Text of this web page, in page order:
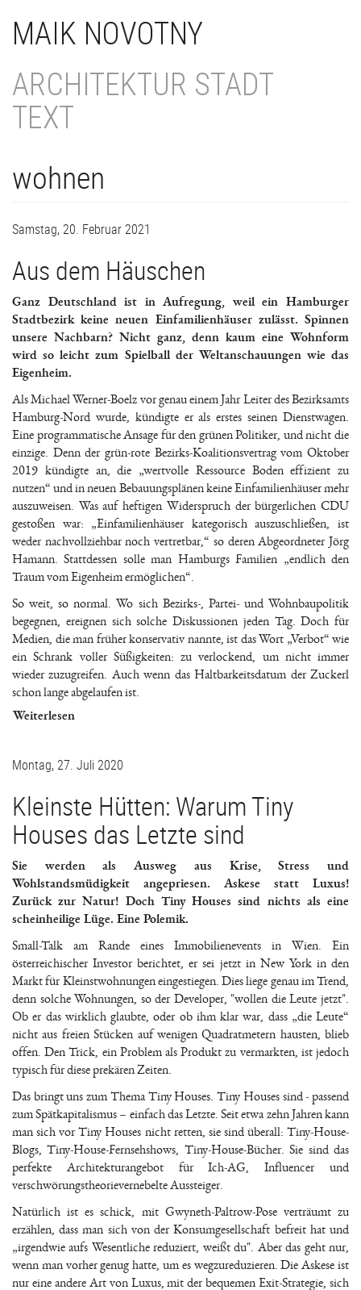
zum
InhaltMAIK NOVOTNY
ARCHITEKTUR STADT
TEXT
wohnen
Samstag, 20. Februar 2021
Aus dem Häuschen
Ganz Deutschland ist in Aufregung, weil ein Hamburger
Stadtbezirk keine neuen Einfamilienhäuser zulässt. Spinnen
unsere Nachbarn? Nicht ganz, denn kaum eine Wohnform
wird so leicht zum Spielball der Weltanschauungen wie das
Eigenheim.
Als Michael Werner-Boelz vor genau einem Jahr Leiter des Bezirksamts
Hamburg-Nord wurde, kündigte er als erstes seinen Dienstwagen.
Eine programmatische Ansage für den grünen Politiker, und nicht die
einzige. Denn der grün-rote Bezirks-Koalitionsvertrag vom Oktober
2019 kündigte an, die „wertvolle Ressource Boden effizient zu
nutzen“ und in neuen Bebauungsplänen keine Einfamilienhäuser mehr
auszuweisen. Was auf heftigen Widerspruch der bürgerlichen CDU
gestoßen war: „Einfamilienhäuser kategorisch auszuschließen, ist
weder nachvollziehbar noch vertretbar,“ so deren Abgeordneter Jörg
Hamann. Stattdessen solle man Hamburgs Familien „endlich den
Traum vom Eigenheim ermöglichen“.
So weit, so normal. Wo sich Bezirks-, Partei- und Wohnbaupolitik
begegnen, ereignen sich solche Diskussionen jeden Tag. Doch für
Medien, die man früher konservativ nannte, ist das Wort „Verbot“ wie
ein Schrank voller Süßigkeiten: zu verlockend, um nicht immer
wieder zuzugreifen. Auch wenn das Haltbarkeitsdatum der Zuckerl
schon lange abgelaufen ist.
Weiterlesen
Montag, 27. Juli 2020
Kleinste Hütten: Warum Tiny
Houses das Letzte sind
Sie werden als Ausweg aus Krise, Stress und
Wohlstandsmüdigkeit angepriesen. Askese statt Luxus!
Zurück zur Natur! Doch Tiny Houses sind nichts als eine
scheinheilige Lüge. Eine Polemik.
Small-Talk am Rande eines Immobilienevents in Wien. Ein
österreichischer Investor berichtet, er sei jetzt in New York in den
Markt für Kleinstwohnungen eingestiegen. Dies liege genau im Trend,
denn solche Wohnungen, so der Developer, "wollen die Leute jetzt".
Ob er das wirklich glaubte, oder ob ihm klar war, dass „die Leute“
nicht aus freien Stücken auf wenigen Quadratmetern hausten, blieb
offen. Den Trick, ein Problem als Produkt zu vermarkten, ist jedoch
typisch für diese prekären Zeiten.
Das bringt uns zum Thema Tiny Houses. Tiny Houses sind - passend
zum Spätkapitalismus – einfach das Letzte. Seit etwa zehn Jahren kann
man sich vor Tiny Houses nicht retten, sie sind überall: Tiny-House-
Blogs, Tiny-House-Fernsehshows, Tiny-House-Bücher. Sie sind das
perfekte Architekturangebot für Ich-AG, Influencer und
verschwörungstheorievernebelte Aussteiger.
Natürlich ist es schick, mit Gwyneth-Paltrow-Pose verträumt zu
erzählen, dass man sich von der Konsumgesellschaft befreit hat und
„irgendwie aufs Wesentliche reduziert, weißt du". Aber das geht nur,
wenn man vorher genug hatte, um es wegzureduzieren. Die Askese ist
nur eine andere Art von Luxus, mit der bequemen Exit-Strategie, sich